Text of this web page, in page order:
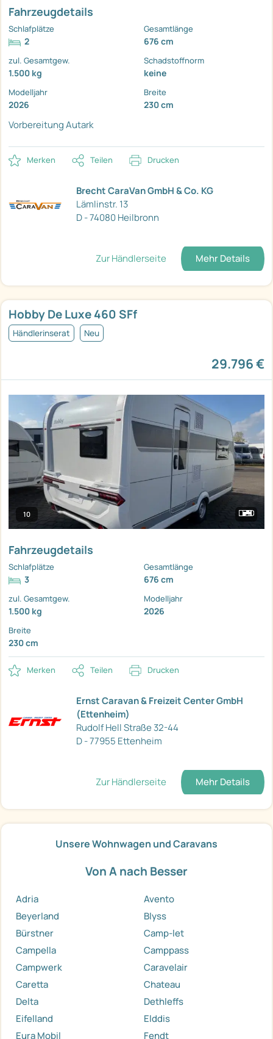
Fahrzeugdetails
Schlafplätze
2
Gesamtlänge
676 cm
zul. Gesamtgew.
1.500 kg
Schadstoffnorm
keine
Modelljahr
2026
Breite
230 cm
Vorbereitung Autark
Merken Teilen Drucken
Brecht CaraVan GmbH & Co. KG
Lämlinstr. 13
D - 74080 Heilbronn
Zur Händlerseite Mehr Details
Hobby De Luxe 460 SFf
Händlerinserat Neu
29.796 €
10
Fahrzeugdetails
Schlafplätze
3
Gesamtlänge
676 cm
zul. Gesamtgew.
1.500 kg
Modelljahr
2026
Breite
230 cm
Merken Teilen Drucken
Ernst Caravan & Freizeit Center GmbH
(Ettenheim)
Rudolf Hell Straße 32-44
D - 77955 Ettenheim
Zur Händlerseite Mehr Details
Unsere Wohnwagen und Caravans
Von A nach Besser
Adria
Avento
Beyerland
Blyss
Bürstner
Camp-let
Campella
Camppass
Campwerk
Caravelair
Caretta
Chateau
Delta
Dethleffs
Eifelland
Elddis
Eura Mobil
Fendt